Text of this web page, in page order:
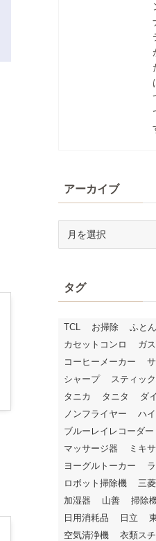
アーカイブ
ブタグ
TCL お掃除 ふと
カセットコンロ
ガ
コーヒーメーカー
シャープ
スティッ
タニカ
タニタ ダ
ノンフライヤー
ハ
ブルーレイレコーダー
マッサージ器
ミキ
ヨーグルトーカー
ロボット掃除機
三菱
加湿器
山善 掃除
日用消耗品
日立
空気清浄機
衣類ス